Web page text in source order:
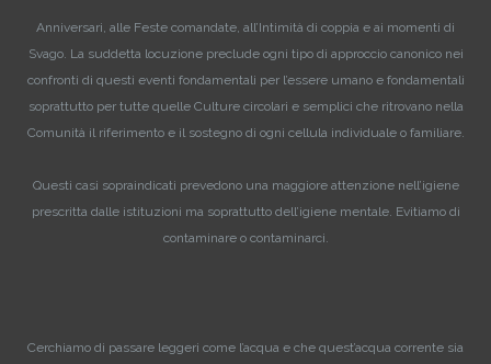
Anniversari, alle Feste comandate, all’Intimità di coppia e ai momenti di
Svago. La suddetta locuzione preclude ogni tipo di approccio canonico nei
confronti di questi eventi fondamentali per l’essere umano e fondamentali
soprattutto per tutte quelle Culture circolari e semplici che ritrovano nella
Comunità il riferimento e il sostegno di ogni cellula individuale o familiare.
Questi casi sopraindicati prevedono una maggiore attenzione nell’igiene
prescritta dalle istituzioni ma soprattutto dell’igiene mentale. Evitiamo di
contaminare o contaminarci.
Cerchiamo di passare leggeri come l’acqua e che quest’acqua corrente sia